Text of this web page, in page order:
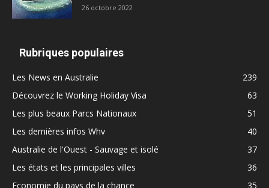
26 octobre 2022
Rubriques populaires
Les News en Australie
239
Découvrez le Working Holiday Visa
63
Les plus beaux Parcs Nationaux
51
Les dernières infos Whv
40
Australie de l'Ouest - Sauvage et isolé
37
Les états et les principales villes
36
Economie du pays de la chance
35